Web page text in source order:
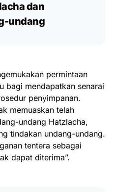
dan
undang
permintaan
bagi mendapatkan senarai
penyimpanan.
memuaskan telah
undang Hatzlacha,
tindakan undang-undang.
tentera sebagai
dapat diterima”.